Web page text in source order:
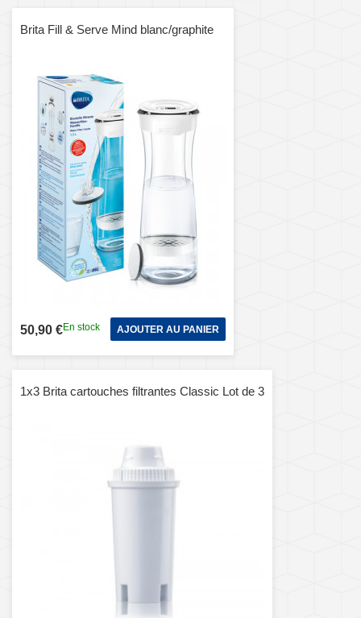
Brita Fill & Serve Mind blanc/graphite
50,90 €En stock AJOUTER AU PANIER
1x3 Brita cartouches filtrantes Classic Lot de 3